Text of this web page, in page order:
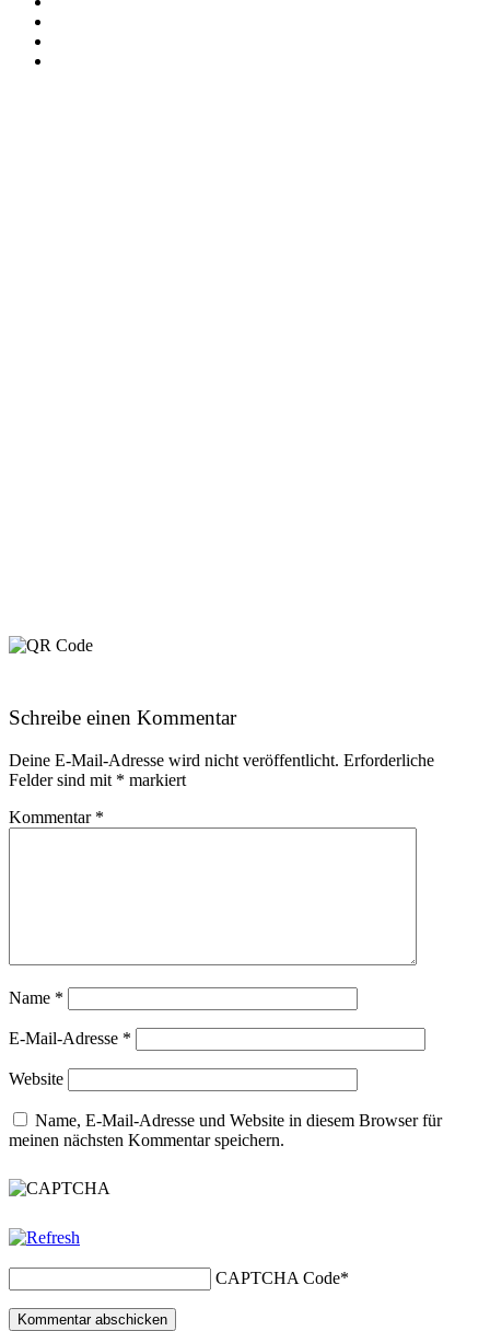
Schreibe einen Kommentar
Deine E-Mail-Adresse wird nicht veröffentlicht. Erforderliche
Felder sind mit * markiert
Kommentar *
Name *
E-Mail-Adresse *
Website
Name, E-Mail-Adresse und Website in diesem Browser für
meinen nächsten Kommentar speichern.
CAPTCHA Code*